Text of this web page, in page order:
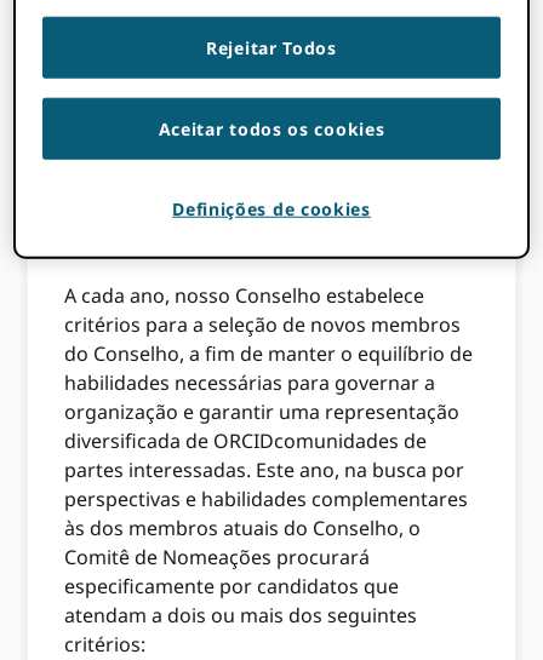
até seis vagas de Diretor-Membro no
Conselho. Para se candidatar a Diretor-
Membro, você deve ser afiliado a uma
Critérios de Seleção
A cada ano, nosso Conselho estabelece
critérios para a seleção de novos membros
do Conselho, a fim de manter o equilíbrio de
habilidades necessárias para governar a
organização e garantir uma representação
diversificada de ORCIDcomunidades de
partes interessadas. Este ano, na busca por
perspectivas e habilidades complementares
às dos membros atuais do Conselho, o
Comitê de Nomeações procurará
especificamente por candidatos que
atendam a dois ou mais dos seguintes
critérios:
Rejeitar Todos
Aceitar todos os cookies
Definições de cookies